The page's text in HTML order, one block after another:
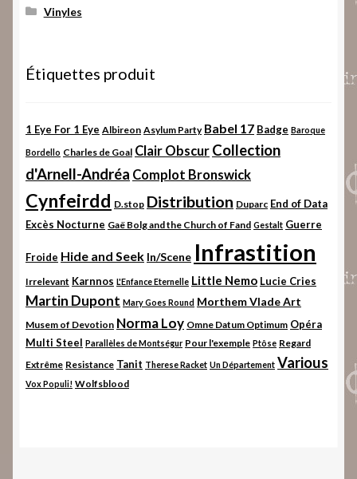
Vinyles
Étiquettes produit
1 Eye For 1 Eye Albireon Asylum Party Babel 17 Badge Baroque
Bordello Charles de Goal Clair Obscur Collection
d'Arnell-Andréa Complot Bronswick
Cynfeirdd D.stop Distribution Duparc End of Data
Excès Nocturne Gaë Bolg and the Church of Fand Gestalt Guerre
Froide Hide and Seek In/Scene Infrastition
Irrelevant Karnnos L'Enfance Eternelle Little Nemo Lucie Cries
Martin Dupont Mary Goes Round Morthem Vlade Art
Musem of Devotion Norma Loy Omne Datum Optimum Opéra
Multi Steel Parallèles de Montségur Pour l'exemple Ptôse Regard
Extrême Resistance Tanit Therese Racket Un Département Various
Vox Populi! Wolfsblood